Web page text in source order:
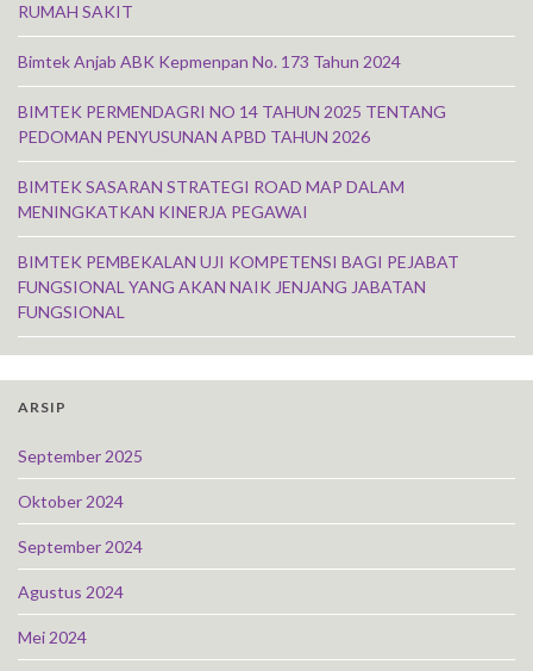
RUMAH SAKIT
Bimtek Anjab ABK Kepmenpan No. 173 Tahun 2024
BIMTEK PERMENDAGRI NO 14 TAHUN 2025 TENTANG
PEDOMAN PENYUSUNAN APBD TAHUN 2026
BIMTEK SASARAN STRATEGI ROAD MAP DALAM
MENINGKATKAN KINERJA PEGAWAI
BIMTEK PEMBEKALAN UJI KOMPETENSI BAGI PEJABAT
FUNGSIONAL YANG AKAN NAIK JENJANG JABATAN
FUNGSIONAL
ARSIP
September 2025
Oktober 2024
September 2024
Agustus 2024
Mei 2024